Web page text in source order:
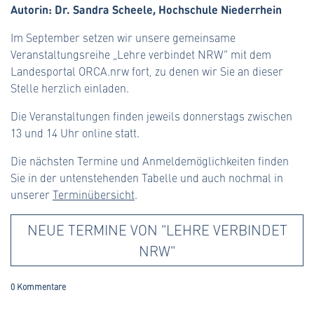
Autorin: Dr. Sandra Scheele, Hochschule Niederrhein
Im September setzen wir unsere gemeinsame
Veranstaltungsreihe „Lehre verbindet NRW“ mit dem
Landesportal ORCA.nrw fort, zu denen wir Sie an dieser
Stelle herzlich einladen.
Die Veranstaltungen finden jeweils donnerstags zwischen
13 und 14 Uhr online statt.
Die nächsten Termine und Anmeldemöglichkeiten finden
Sie in der untenstehenden Tabelle und auch nochmal in
unsererTerminübersicht.
NEUE TERMINE VON "LEHRE VERBINDET
NRW"
0 Kommentare